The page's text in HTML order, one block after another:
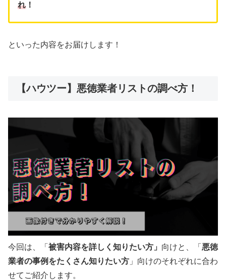
れ ！
といった内容をお届けします！
【ハウツー】悪徳業者リストの調べ方！
今回は、「 被害内容を詳しく知りたい方」 向けと、「 悪徳
業者の事例をたくさん知りたい方 」向けのそれぞれに合わ
せてご紹介します。